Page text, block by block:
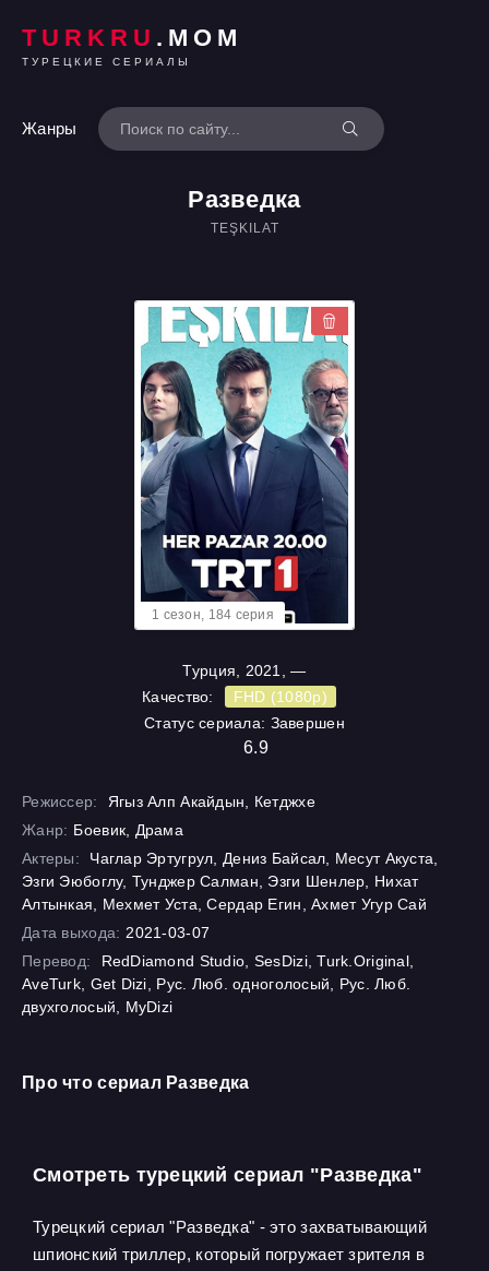
TURKRU .MOM
ТУРЕЦКИЕ СЕРИАЛЫ
Жанры
Разведка
TEŞKILAT
Турция, 2021, —
Качество:
FHD (1080p)
Статус сериала: Завершен
6.9
1 cезон, 184 cерия
Режиссер:
Ягыз Алп Акайдын, Кетджхе
Жанр: Боевик, Драма
Актеры:
Чаглар Эртугрул, Дениз Байсал, Месут Акуста,
Эзги Эюбоглу, Тунджер Салман, Эзги Шенлер, Нихат
Алтынкая, Мехмет Уста, Сердар Егин, Ахмет Угур Сай
Дата выхода: 2021-03-07
Перевод:
RedDiamond Studio, SesDizi, Turk.Original,
AveTurk, Get Dizi, Рус. Люб. одноголосый, Рус. Люб.
двухголосый, MyDizi
Про что сериал Разведка
Смотреть турецкий сериал "Разведка"
Турецкий сериал "Разведка" - это захватывающий
шпионский триллер, который погружает зрителя в